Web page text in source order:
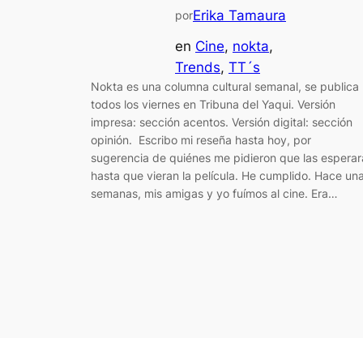
porErika Tamaura
en Cine, nokta
Trends, TT´s
Nokta es una columna cultural semanal, se publica
todos los viernes en Tribuna del Yaqui. Versión
impresa: sección acentos. Versión digital: sección
opinión. Escribo mi reseña hasta hoy, por
sugerencia de quiénes me pidieron que las
hasta que vieran la película. He cumplido. Hace
semanas, mis amigas y yo fuímos al cine. Era…